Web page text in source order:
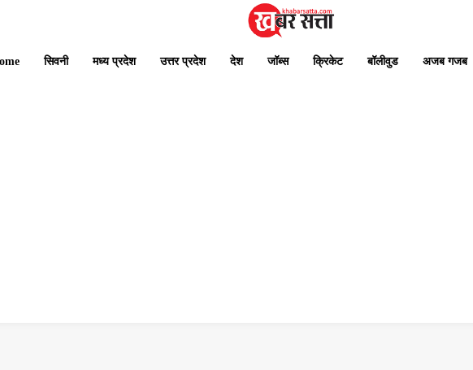
सिवनी मध्य प्रदेश उत्तर प्रदेश देश जॉब्स क्रिकेट बॉलीवुड अजब गजब